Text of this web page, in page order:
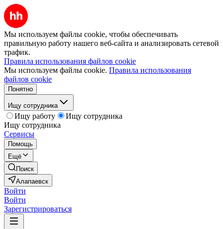
Мы используем файлы cookie, чтобы обеспечивать
правильную работу нашего веб-сайта и анализировать сетевой
трафик.
Правила использования файлов cookie
Мы используем файлы cookie. Правила использования
файлов cookie
Понятно
Ищу сотрудника
Ищу работу
Ищу сотрудника
Ищу сотрудника
Сервисы
Помощь
Ещё
Поиск
Алапаевск
Войти
Войти
Зарегистрироваться